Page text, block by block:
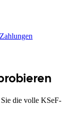
die volle KSeF-